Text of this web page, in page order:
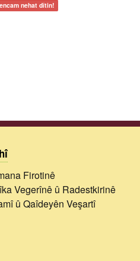
nehat dîtin!
Firotinê
Vegerînê û Radestkirinê
û Qaîdeyên Veşartî